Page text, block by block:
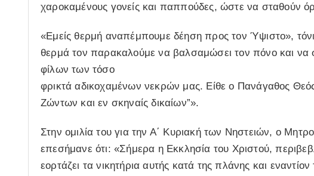
χαροκαμένους γονείς και παππούδες, ώστε να σταθούν
«Εμείς θερμή αναπέμπουμε δέηση προς τον Ύψιστο»,
θερμά τον παρακαλούμε να βαλσαμώσει τον πόνο και να
φίλων των τόσο
φρικτά αδικοχαμένων νεκρών μας. Είθε ο Πανάγαθος
Ζώντων και εν σκηναίς δικαίων”».
Στην ομιλία του για την Α΄ Κυριακή των Νηστειών, ο
επεσήμανε ότι: «Σήμερα η Εκκλησία του Χριστού,
εορτάζει τα νικητήρια αυτής κατά της πλάνης και